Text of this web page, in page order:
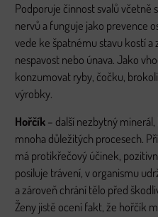
Podporuje činnost svalů včetně
nervů a funguje jako prevence
vede ke špatnému stavu kostí a
nespavost nebo únava. Jako
konzumovat ryby, čočku,
výrobky.
Hořčík– další nezbytný
mnoha důležitých procesech.
má protikřečový účinek,
posiluje trávení, v organismu
a zároveň chrání tělo před
Ženy jistě ocení fakt, že hořčík